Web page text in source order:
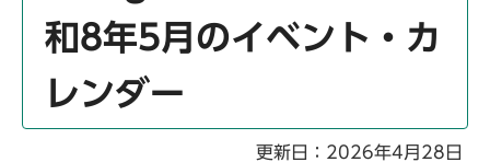
和8年5月のイベント・カ
レンダー
更新日：2026年4月28日